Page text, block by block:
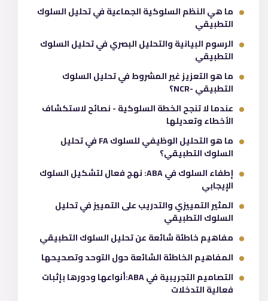
ما هي النظم السلوكية الجماعية في تحليل السلوك
التطبيقي
الرسوم البيانية والتحليل البصري في تحليل السلوك
التطبيقي
ما هو التعزيز غير المشروط في تحليل السلوك
التطبيقي -NCR؟
عندما لا تنجح الخطة السلوكية - نصائح لاستكشاف
الأخطاء وتعديلها
ما هو التحليل الوظيفي للسلوك FA في تحليل
السلوك التطبيقي؟
إطفاء السلوك في ABA: نهج فعال لتشكيل السلوك
الإيجابي
المثير التمييزي والتدريب على التمييز في تحليل
السلوك التطبيقي
مفاهيم خاطئة شائعة عن تحليل السلوك التطبيقي
المفاهيم الخاطئة الشائعة حول التوحد وتصحيحها
التصاميم التجريبية في ABA:أنواعها ودورها بإثبات
فعالية التدخلات